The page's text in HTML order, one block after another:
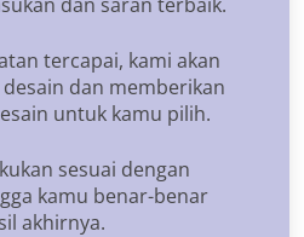
tercapai, kami akan
dan memberikan
untuk kamu pilih.
sesuai dengan
kamu benar-benar
akhirnya.